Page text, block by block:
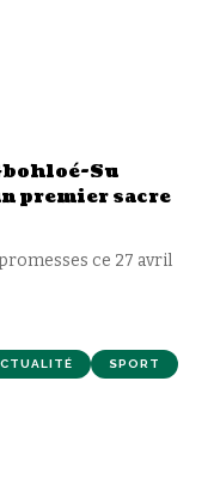
Su
premier sacre
ce 27 avril
SPORT